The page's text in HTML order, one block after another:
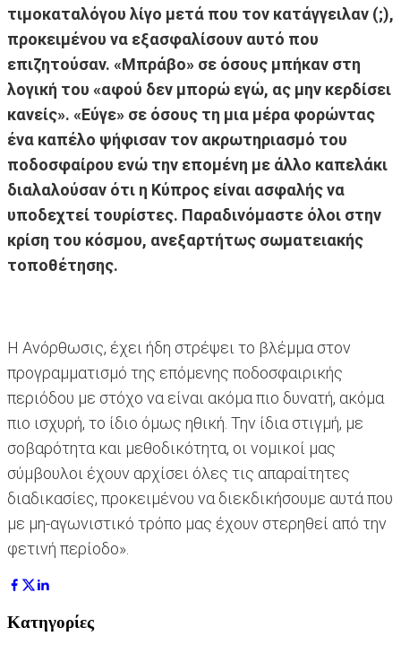
τιμοκαταλόγου λίγο μετά που τον κατάγγειλαν (;),
προκειμένου να εξασφαλίσουν αυτό που
επιζητούσαν. «Μπράβο» σε όσους μπήκαν στη
λογική του «αφού δεν μπορώ εγώ, ας μην κερδίσει
κανείς». «Εύγε» σε όσους τη μια μέρα φορώντας
ένα καπέλο ψήφισαν τον ακρωτηριασμό του
ποδοσφαίρου ενώ την επομένη με άλλο καπελάκι
διαλαλούσαν ότι η Κύπρος είναι ασφαλής να
υποδεχτεί τουρίστες. Παραδινόμαστε όλοι στην
κρίση του κόσμου, ανεξαρτήτως σωματειακής
τοποθέτησης.
Η Ανόρθωσις, έχει ήδη στρέψει το βλέμμα στον
προγραμματισμό της επόμενης ποδοσφαιρικής
περιόδου με στόχο να είναι ακόμα πιο δυνατή, ακόμα
πιο ισχυρή, το ίδιο όμως ηθική. Την ίδια στιγμή, με
σοβαρότητα και μεθοδικότητα, οι νομικοί μας
σύμβουλοι έχουν αρχίσει όλες τις απαραίτητες
διαδικασίες, προκειμένου να διεκδικήσουμε αυτά που
με μη-αγωνιστικό τρόπο μας έχουν στερηθεί από την
φετινή περίοδο».
Κατηγορίες